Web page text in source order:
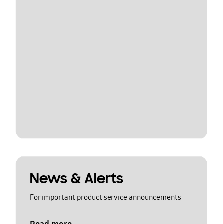
News & Alerts
For important product service announcements